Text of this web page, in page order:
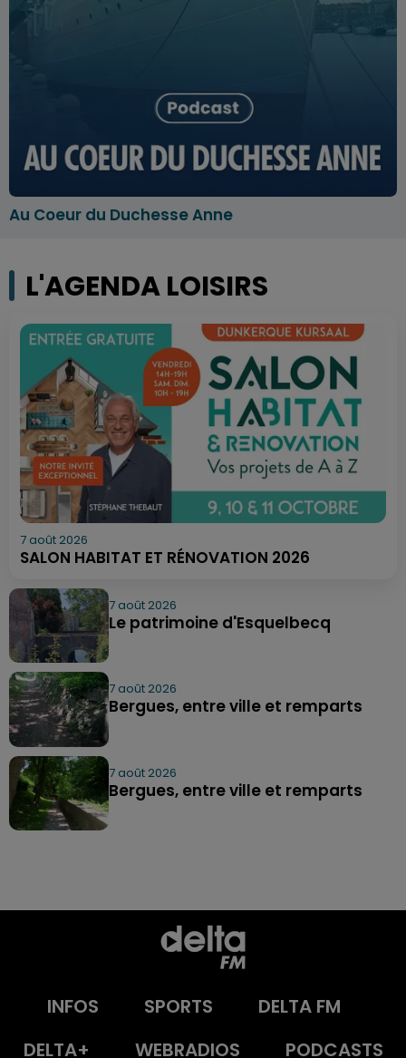
Au Coeur du Duchesse Anne
L'AGENDA LOISIRS
7 août 2026
SALON HABITAT ET RÉNOVATION 2026
7 août 2026
Le patrimoine d'Esquelbecq
7 août 2026
Bergues, entre ville et remparts
7 août 2026
Bergues, entre ville et remparts
INFOS SPORTS
DELTA FM
DELTA+
WEBRADIOS PODCASTS